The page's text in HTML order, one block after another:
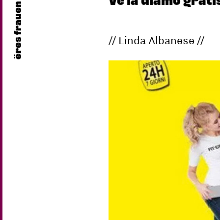
ëres frauen // Linda Albanese //